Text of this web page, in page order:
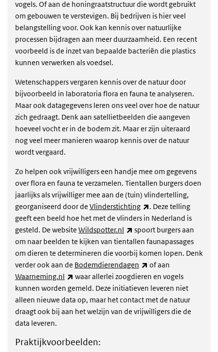
vogels. Of aan de honingraatstructuur die wordt gebruikt
om gebouwen te verstevigen. Bij bedrijven is hier veel
belangstelling voor. Ook kan kennis over natuurlijke
processen bijdragen aan meer duurzaamheid. Een recent
voorbeeld is de inzet van bepaalde bacteriën die plastics
kunnen verwerken als voedsel.
Wetenschappers vergaren kennis over de natuur door
bijvoorbeeld in laboratoria flora en fauna te analyseren.
Maar ook datagegevens leren ons veel over hoe de natuur
zich gedraagt. Denk aan satellietbeelden die aangeven
hoeveel vocht er in de bodem zit. Maar er zijn uiteraard
nog veel meer manieren waarop kennis over de natuur
wordt vergaard.
Zo helpen ook vrijwilligers een handje mee om gegevens
over flora en fauna te verzamelen. Tientallen burgers doen
jaarlijks als vrijwilliger mee aan de (tuin) vlindertelling,
georganiseerd door de Vlinderstichting (externe link)
. Deze telling
geeft een beeld hoe het met de vlinders in Nederland is
gesteld. De website Wildspotter.nl (externe link)
spoort burgers aan
om naar beelden te kijken van tientallen faunapassages
om dieren te determineren die voorbij komen lopen. Denk
verder ook aan de Bodemdierendagen (externe link)
of aan
Waarneming.nl
(externe link)
waar allerlei zoogdieren en vogels
kunnen worden gemeld. Deze initiatieven leveren niet
alleen nieuwe data op, maar het contact met de natuur
draagt ook bij aan het welzijn van de vrijwilligers die de
data leveren.
Praktijkvoorbeelden: